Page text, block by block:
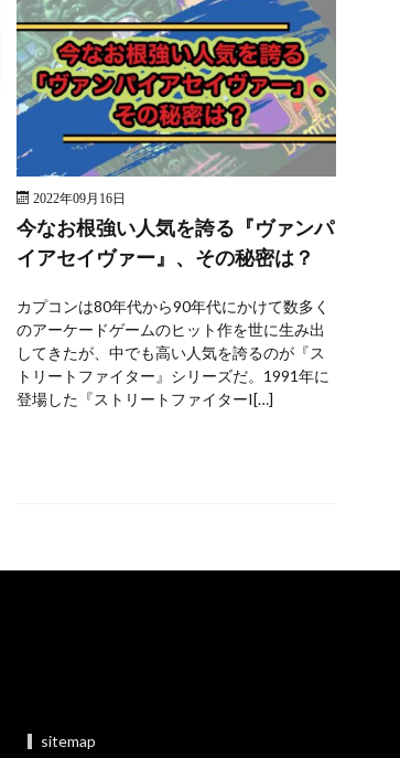
2022年09月16日
今なお根強い人気を誇る『ヴァンパ
イアセイヴァー』、その秘密は？
カプコンは80年代から90年代にかけて数多く
のアーケードゲームのヒット作を世に生み出
してきたが、中でも高い人気を誇るのが『ス
トリートファイター』シリーズだ。1991年に
登場した『ストリートファイターI[…]
sitemap